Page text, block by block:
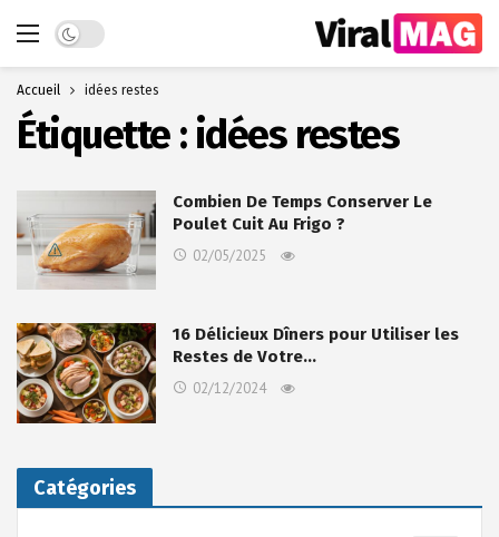
Dark mode
Accueil idées restes
Étiquette : idées restes
Combien De Temps Conserver Le
Poulet Cuit Au Frigo ?
02/05/2025
16 Délicieux Dîners pour Utiliser les
Restes de Votre…
02/12/2024
Catégories